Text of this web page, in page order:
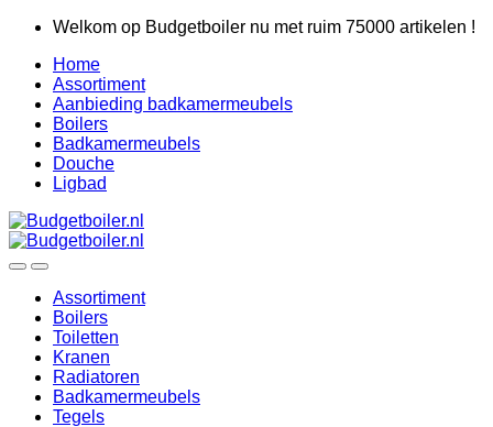
Skip
navigation
Skip
content
Welkom op Budgetboiler nu met ruim 75000 artikelen !
Home
Assortiment
Aanbieding badkamermeubels
Boilers
Badkamermeubels
Douche
Ligbad
Assortiment
Boilers
Toiletten
Kranen
Radiatoren
Badkamermeubels
Tegels